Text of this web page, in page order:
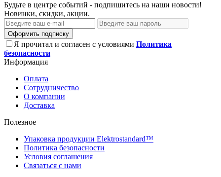
Будьте в центре событий - подпишитесь на наши новости!
Новинки, скидки, акции.
Оформить подписку
Я прочитал и согласен с условиями Политика
безопасности
Информация
Оплата
Сотрудничество
О компании
Доставка
Полезное
Упаковка продукции Elektrostandard™
Политика безопасности
Условия соглашения
Связаться с нами